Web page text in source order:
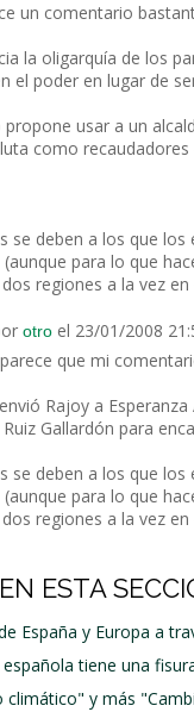
un comentario
la oligarquía de los
el poder en lugar de
propone usar a un
como
se deben a los que
para lo que
regiones a la vez
otro el 23/01/2008
que mi
Rajoy a
Gallardón para
se deben a los que
para lo que
regiones a la vez
ESTA
España y Europa a
tiene una
climático" y más